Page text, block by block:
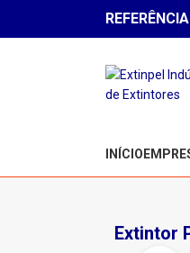
INÍCIO
Extintor